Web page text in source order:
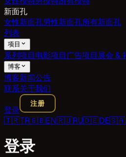
新面孔
女性新面孔男性新面孔所有新面孔
列表
项目
系列项目电影项目广告项目展会 &
博客
博客新闻公告
联系关于我们
登录
注册
🇹🇷TR🇬🇧EN🇷🇺RU🇩🇪DE🇸🇦
登录